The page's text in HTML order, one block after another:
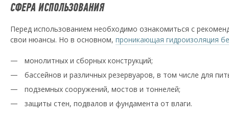
СФЕРА ИСПОЛЬЗОВАНИЯ
Перед использованием необходимо ознакомиться с
свои нюансы. Но в основном, проникающая гидроизоляция
монолитных и сборных конструкций;
бассейнов и различных резервуаров, в том числе для
подземных сооружений, мостов и тоннелей;
защиты стен, подвалов и фундамента от влаги.